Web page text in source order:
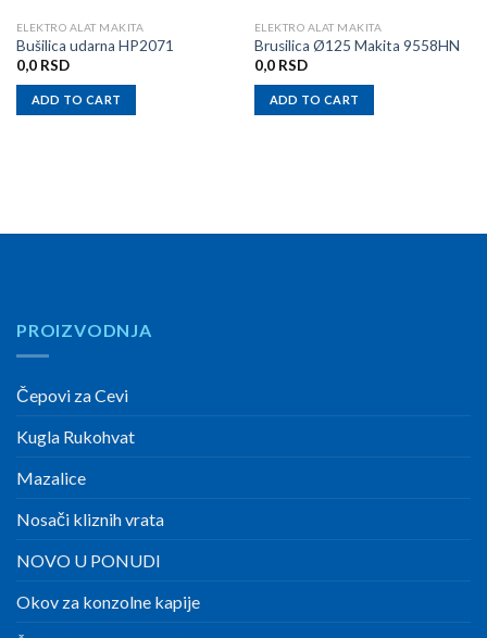
ELEKTRO ALAT MAKITA
Bušilica udarna HP2071
0,0 RSD
ADD TO CART
ELEKTRO ALAT MAKITA
Brusilica Ø125 Makita 9558HN
0,0 RSD
ADD TO CART
PROIZVODNJA
Čepovi za Cevi
Kugla Rukohvat
Mazalice
Nosači kliznih vrata
NOVO U PONUDI
Okov za konzolne kapije